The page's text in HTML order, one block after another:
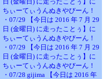
ちぃーてぃうんぬきやびーん！
・07/29 【今日は 2016 年 7 月 29
日 (金曜日) に走ったことぅ】に
ちぃーてぃうんぬきやびーん！
・07/29 【今日は 2016 年 7 月 29
日 (金曜日) に走ったことぅ】に
ちぃーてぃうんぬきやびーん！
・07/28 gijima 【今日は 2016 年